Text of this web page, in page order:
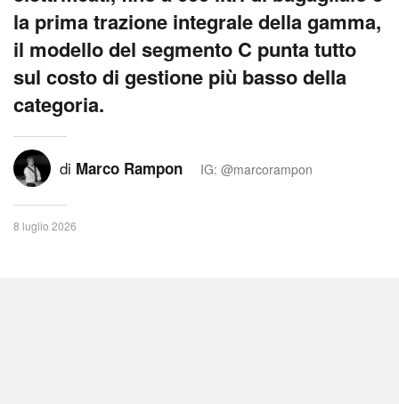
la prima trazione integrale della gamma,
il modello del segmento C punta tutto
sul costo di gestione più basso della
categoria.
di Marco Rampon IG: @marcorampon
8 luglio 2026